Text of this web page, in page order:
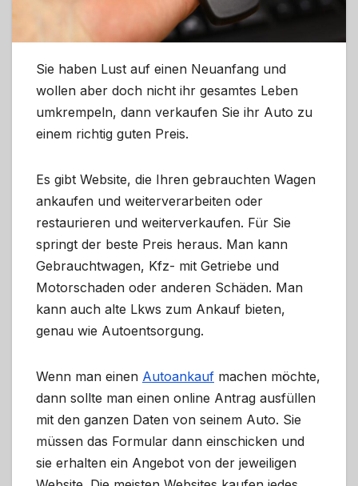
Sie haben Lust auf einen Neuanfang und
wollen aber doch nicht ihr gesamtes Leben
umkrempeln, dann verkaufen Sie ihr Auto zu
einem richtig guten Preis.
Es gibt Website, die Ihren gebrauchten Wagen
ankaufen und weiterverarbeiten oder
restaurieren und weiterverkaufen. Für Sie
springt der beste Preis heraus. Man kann
Gebrauchtwagen, Kfz- mit Getriebe und
Motorschaden oder anderen Schäden. Man
kann auch alte Lkws zum Ankauf bieten,
genau wie Autoentsorgung.
Wenn man einen Autoankauf machen möchte,
dann sollte man einen online Antrag ausfüllen
mit den ganzen Daten von seinem Auto. Sie
müssen das Formular dann einschicken und
sie erhalten ein Angebot von der jeweiligen